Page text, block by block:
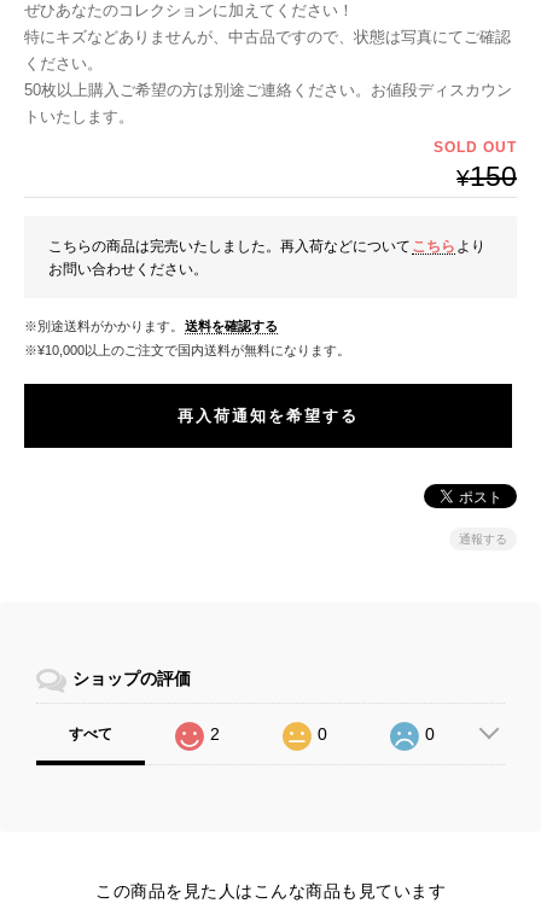
ぜひあなたのコレクションに加えてください！
特にキズなどありませんが、中古品ですので、状態は写真にてご確認
ください。
50枚以上購入ご希望の方は別途ご連絡ください。お値段ディスカウン
トいたします。
SOLD OUT
¥150
こちらの商品は完売いたしました。再入荷などについて こちら より
お問い合わせください。
※別途送料がかかります。 送料を確認する
※¥10,000以上のご注文で国内送料が無料になります。
再入荷通知を希望する
通報する
ショップの評価
すべて 2 0 0
この商品を見た人はこんな商品も見ています